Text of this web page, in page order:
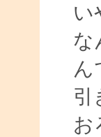
い
な
ん
引
お